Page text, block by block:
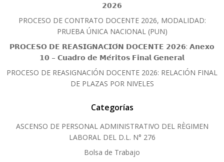
𝟮𝟬𝟮𝟲
PROCESO DE CONTRATO DOCENTE 2026, MODALIDAD:
PRUEBA ÚNICA NACIONAL (PUN)
𝗣𝗥𝗢𝗖𝗘𝗦𝗢 𝗗𝗘 𝗥𝗘𝗔𝗦𝗜𝗚𝗡𝗔𝗖𝗜𝗢́𝗡 𝗗𝗢𝗖𝗘𝗡𝗧𝗘 𝟮𝟬𝟮𝟲: 𝗔𝗻𝗲𝘅𝗼
𝟭𝟬 – 𝗖𝘂𝗮𝗱𝗿𝗼 𝗱𝗲 𝗠𝗲́𝗿𝗶𝘁𝗼𝘀 𝗙𝗶𝗻𝗮𝗹 𝗚𝗲𝗻𝗲𝗿𝗮𝗹
PROCESO DE REASIGNACIÓN DOCENTE 2026: RELACIÓN FINAL
DE PLAZAS POR NIVELES
Categorías
ASCENSO DE PERSONAL ADMINISTRATIVO DEL RÈGIMEN
LABORAL DEL D.L. N° 276
Bolsa de Trabajo